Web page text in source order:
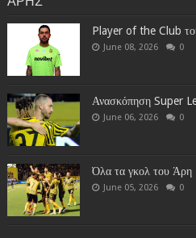
Player of the Club
June 08, 2026 0
Ανασκόπηση Super
June 06, 2026 0
Όλα τα γκολ του
June 05, 2026 0